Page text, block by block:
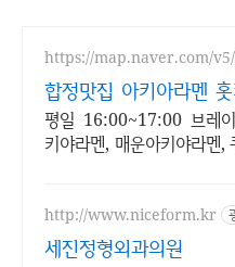
https://map.naver.com/
합정맛집 아키아라멘
인 전수 미소라멘
평일 16:00~17:00 브레
키야라멘, 매운아키야라멘,
http://www.niceform.kr
세진정형외과의원